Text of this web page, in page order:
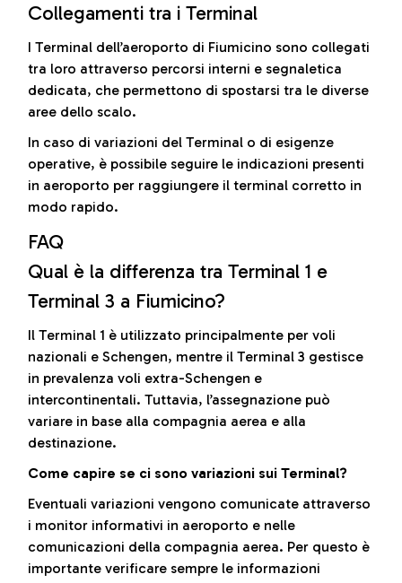
Collegamenti tra i Terminal
I Terminal dell’aeroporto di Fiumicino sono collegati
tra loro attraverso percorsi interni e segnaletica
dedicata, che permettono di spostarsi tra le diverse
aree dello scalo.
In caso di variazioni del Terminal o di esigenze
operative, è possibile seguire le indicazioni presenti
in aeroporto per raggiungere il terminal corretto in
modo rapido.
FAQ
Qual è la differenza tra Terminal 1 e
Terminal 3 a Fiumicino?
Il Terminal 1 è utilizzato principalmente per voli
nazionali e Schengen, mentre il Terminal 3 gestisce
in prevalenza voli extra-Schengen e
intercontinentali. Tuttavia, l’assegnazione può
variare in base alla compagnia aerea e alla
destinazione.
Come capire se ci sono variazioni sui Terminal?
Eventuali variazioni vengono comunicate attraverso
i monitor informativi in aeroporto e nelle
comunicazioni della compagnia aerea. Per questo è
importante verificare sempre le informazioni